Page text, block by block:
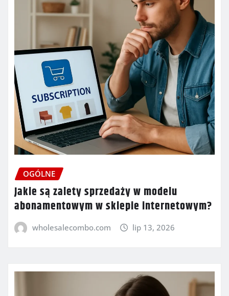
OGÓLNE
Jakie są zalety sprzedaży w modelu
abonamentowym w sklepie internetowym?
wholesalecombo.com lip 13, 2026